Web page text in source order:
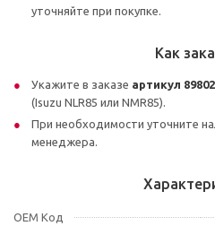
уточняйте при покупке.
Как
Укажите в заказе артикул
(Isuzu NLR85 или NMR85).
При необходимости уточните
менеджера.
OEM Код